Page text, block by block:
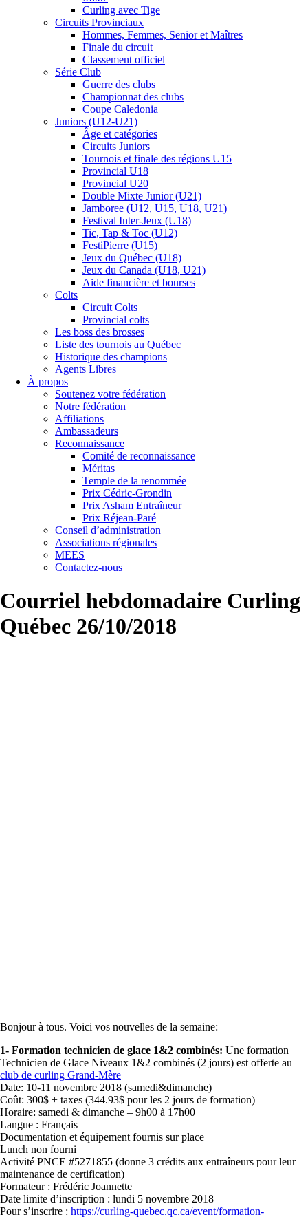
Curling avec Tige
Circuits Provinciaux
Hommes, Femmes, Senior et Maîtres
Finale du circuit
Classement officiel
Série Club
Guerre des clubs
Championnat des clubs
Coupe Caledonia
Juniors (U12-U21)
Âge et catégories
Circuits Juniors
Tournois et finale des régions U15
Provincial U18
Provincial U20
Double Mixte Junior (U21)
Jamboree (U12, U15, U18, U21)
Festival Inter-Jeux (U18)
Tic, Tap & Toc (U12)
FestiPierre (U15)
Jeux du Québec (U18)
Jeux du Canada (U18, U21)
Aide financière et bourses
Colts
Circuit Colts
Provincial colts
Les boss des brosses
Liste des tournois au Québec
Historique des champions
Agents Libres
À propos
Soutenez votre fédération
Notre fédération
Affiliations
Ambassadeurs
Reconnaissance
Comité de reconnaissance
Méritas
Temple de la renommée
Prix Cédric-Grondin
Prix Asham Entraîneur
Prix Réjean-Paré
Conseil d’administration
Associations régionales
MEES
Contactez-nous
Courriel hebdomadaire Curling
Québec 26/10/2018
Bonjour à tous. Voici vos nouvelles de la semaine:
1- Formation technicien de glace 1&2 combinés: Une formation
Technicien de Glace Niveaux 1&2 combinés (2 jours) est offerte au
club de curling Grand-Mère
Date: 10-11 novembre 2018 (samedi&dimanche)
Coût: 300$ + taxes (344.93$ pour les 2 jours de formation)
Horaire: samedi & dimanche – 9h00 à 17h00
Langue : Français
Documentation et équipement fournis sur place
Lunch non fourni
Activité PNCE #5271855 (donne 3 crédits aux entraîneurs pour leur
maintenance de certification)
Formateur : Frédéric Joannette
Date limite d’inscription : lundi 5 novembre 2018
Pour s’inscrire : https://curling-quebec.qc.ca/event/formation-